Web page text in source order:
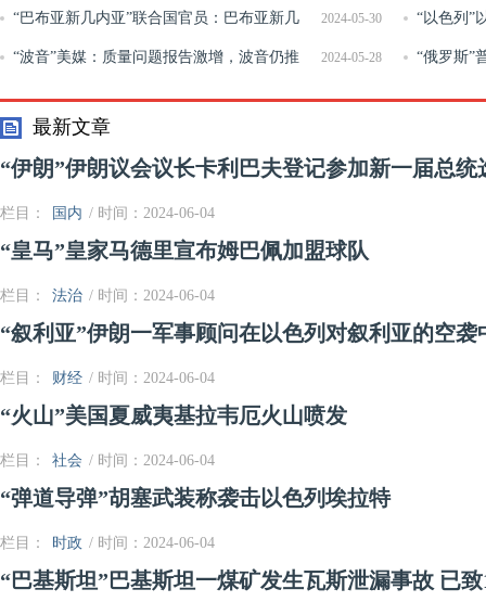
健康状况不明 告“将报复”
2024-05-30
“巴布亚新几内亚”联合国官员：巴布亚新几
内亚山体滑坡恐致670人遇难
“以色列”
织
2024-05-28
“波音”美媒：质量问题报告激增，波音仍推
进商业飞船项目
“俄罗斯”
产补偿俄方
最新文章
“伊朗”伊朗议会议长卡利巴夫登记参加新一届总统
栏目： 国内 / 时间：2024-06-04
“皇马”皇家马德里宣布姆巴佩加盟球队
栏目： 法治 / 时间：2024-06-04
“叙利亚”伊朗一军事顾问在以色列对叙利亚的空袭
栏目： 财经 / 时间：2024-06-04
“火山”美国夏威夷基拉韦厄火山喷发
栏目： 社会 / 时间：2024-06-04
“弹道导弹”胡塞武装称袭击以色列埃拉特
栏目： 时政 / 时间：2024-06-04
“巴基斯坦”巴基斯坦一煤矿发生瓦斯泄漏事故 已